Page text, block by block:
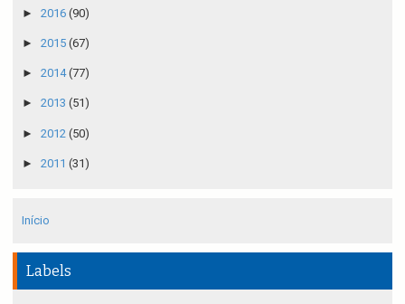
► 2016 (90)
► 2015 (67)
► 2014(77)
► 2013 (51)
► 2012 (50)
► 2011 (31)
Início
Labels